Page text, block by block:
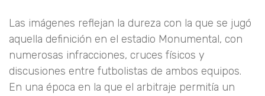
Las imágenes reflejan la dureza con la que se jugó
aquella definición en el estadio Monumental, con
numerosas infracciones, cruces físicos y
discusiones entre futbolistas de ambos equipos.
En una época en la que el arbitraje permitía un